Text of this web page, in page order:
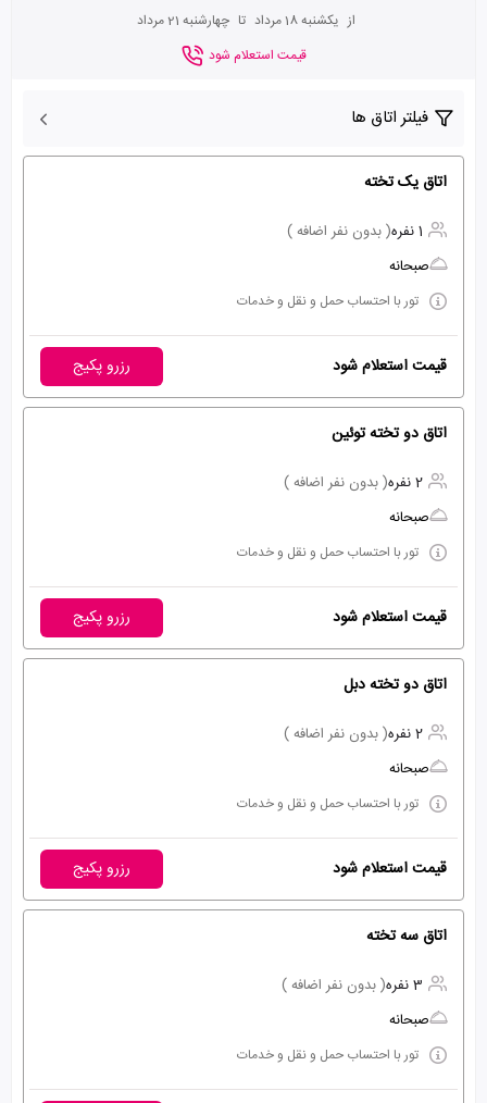
از یکشنبه 18 مرداد تا چهارشنبه 21 مرداد
قیمت استعلام شود
فیلتر اتاق ها
اتاق یک تخته
1 نفره
( بدون نفر اضافه )
صبحانه
تور با احتساب حمل و نقل و خدمات
قیمت استعلام شود رزرو پکیج
اتاق دو تخته توئین
2 نفره
( بدون نفر اضافه )
صبحانه
تور با احتساب حمل و نقل و خدمات
قیمت استعلام شود رزرو پکیج
اتاق دو تخته دبل
2 نفره
( بدون نفر اضافه )
صبحانه
تور با احتساب حمل و نقل و خدمات
قیمت استعلام شود رزرو پکیج
اتاق سه تخته
3 نفره
( بدون نفر اضافه )
صبحانه
تور با احتساب حمل و نقل و خدمات